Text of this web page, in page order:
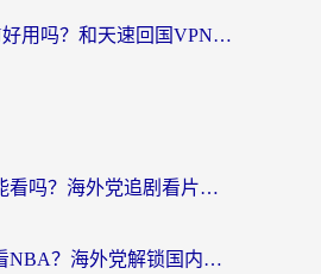
Quickback VPN好用吗？和天速回国VPN对比哪个回国效果更好？海外党必看的真实体验指南
西瓜视频海外能看吗？海外党追剧看片的终极解决方案来了
在香港用什么看NBA？海外党解锁国内体育直播的终极攻略